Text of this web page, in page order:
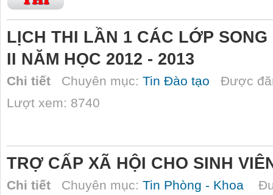
LỊCH THI LẦN 1 CÁC LỚP
II NĂM HỌC 2012 - 2013
Chi tiết Chuyên mục: Tin Đào tạo Được
Lượt xem: 8740
TRỢ CẤP XÃ HỘI CHO SINH
Chi tiết Chuyên mục: Tin Phòng - Khoa